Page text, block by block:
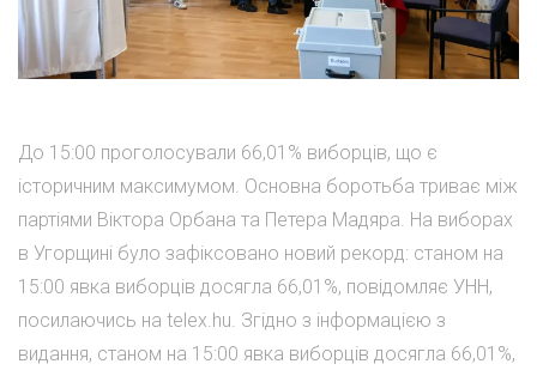
До 15:00 проголосували 66,01% виборців, що є
історичним максимумом. Основна боротьба триває між
партіями Віктора Орбана та Петера Мадяра. На виборах
в Угорщині було зафіксовано новий рекорд: станом на
15:00 явка виборців досягла 66,01%, повідомляє УНН,
посилаючись на telex.hu. Згідно з інформацією з
видання, станом на 15:00 явка виборців досягла 66,01%,